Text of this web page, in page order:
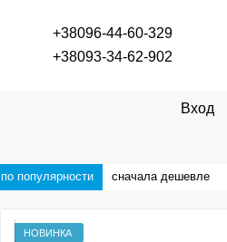
+38096-44-60-329
+38093-34-62-902
Вход
по популярности сначала дешевле
НОВИНКА